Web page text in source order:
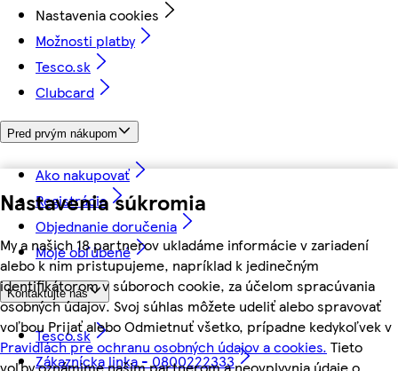
Nastavenia súkromia
My a našich 18 partnerov ukladáme informácie v zariadení
alebo k nim pristupujeme, napríklad k jedinečným
identifikátorom v súboroch cookie, za účelom spracúvania
osobných údajov. Svoj súhlas môžete udeliť alebo spravovať
voľbou Prijať alebo Odmietnuť všetko, prípadne kedykoľvek v
Pravidlách pre ochranu osobných údajov a cookies. Tieto
voľby oznámime našim partnerom a neovplyvnia údaje o
Nastavenia cookies
Možnosti platby
Tesco.sk
Clubcard
Pred prvým nákupom
Ako nakupovať
Registrácia
Objednanie doručenia
Moje obľúbené
Kontaktujte nás
Tesco.sk
Zákaznícka linka - 0800222333